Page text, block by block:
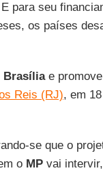
para seu
os países
Brasíliae
Reis (RJ), em
se que o
o MPvai